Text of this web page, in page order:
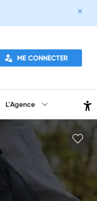
ME CONNECTER
L'Agence